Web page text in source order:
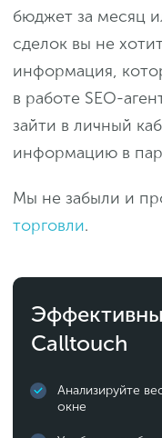
бюджет за месяц
сделок вы не
информация,
в работе SEO-
зайти в личный
информацию в
Мы не забыли и
торговли.
Calltouch
Анализируйте
окне